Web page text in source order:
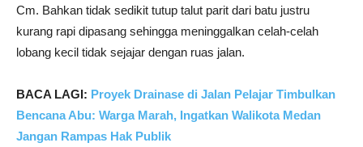
Cm. Bahkan tidak sedikit tutup talut parit dari batu justru
kurang rapi dipasang sehingga meninggalkan celah-celah
lobang kecil tidak sejajar dengan ruas jalan.
BACA LAGI: Proyek Drainase di Jalan Pelajar Timbulkan
Bencana Abu: Warga Marah, Ingatkan Walikota Medan
Jangan Rampas Hak Publik